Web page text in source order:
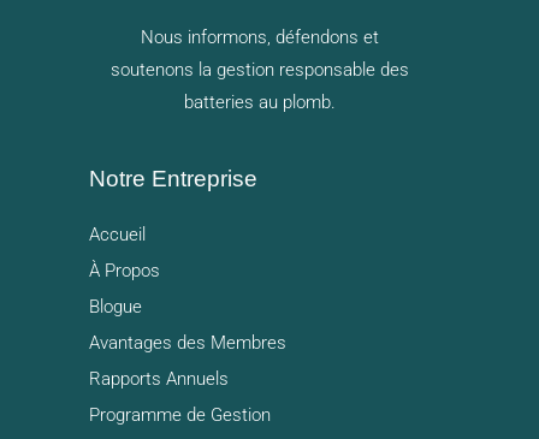
Nous informons, défendons et
soutenons la gestion responsable des
batteries au plomb.
Notre Entreprise
Accueil
À Propos
Blogue
Avantages des Membres
Rapports Annuels
Programme de Gestion